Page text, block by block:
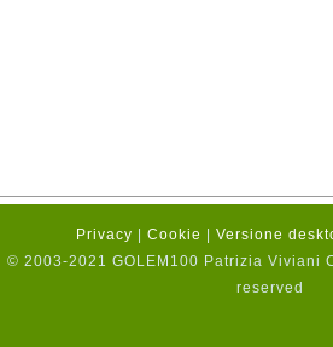
Privacy Cookie Versione
© 2003-2021 GOLEM100 Patrizia Viviani
reserved